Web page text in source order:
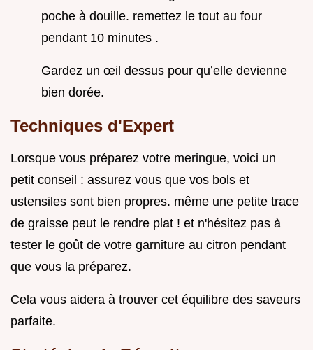
poche à douille. remettez le tout au four
pendant 10 minutes .
Gardez un œil dessus pour qu’elle devienne
bien dorée.
Techniques d'Expert
Lorsque vous préparez votre meringue, voici un
petit conseil : assurez vous que vos bols et
ustensiles sont bien propres. même une petite trace
de graisse peut le rendre plat ! et n'hésitez pas à
tester le goût de votre garniture au citron pendant
que vous la préparez.
Cela vous aidera à trouver cet équilibre des saveurs
parfaite.